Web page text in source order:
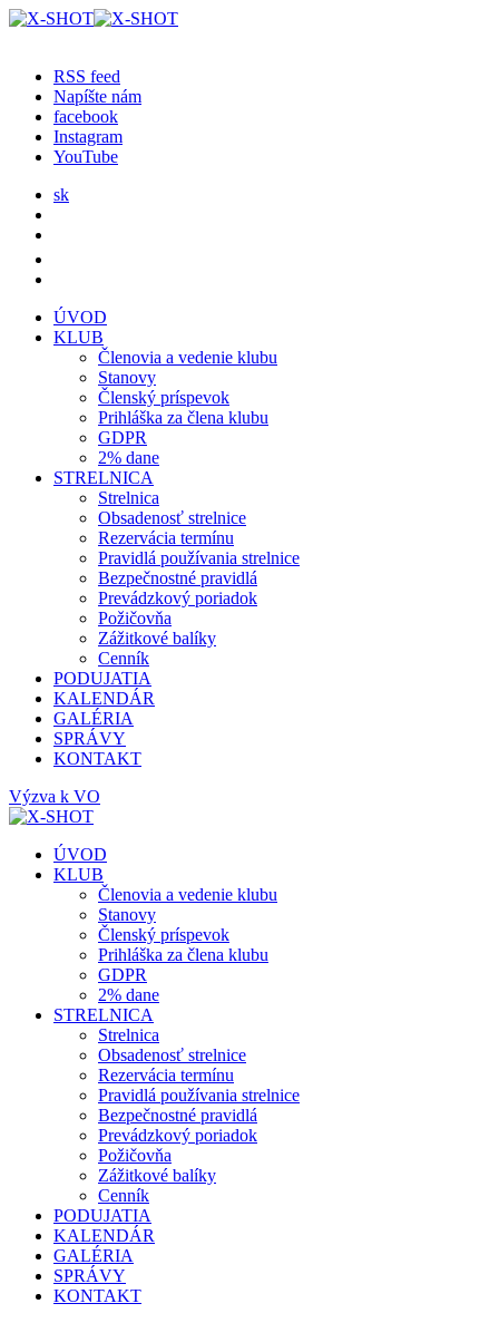
RSS feed
Napíšte nám
facebook
Instagram
YouTube
sk
ÚVOD
KLUB
Členovia a vedenie klubu
Stanovy
Členský príspevok
Prihláška za člena klubu
GDPR
2% dane
STRELNICA
Strelnica
Obsadenosť strelnice
Rezervácia termínu
Pravidlá používania strelnice
Bezpečnostné pravidlá
Prevádzkový poriadok
Požičovňa
Zážitkové balíky
Cenník
PODUJATIA
KALENDÁR
GALÉRIA
SPRÁVY
KONTAKT
Výzva k VO
ÚVOD
KLUB
Členovia a vedenie klubu
Stanovy
Členský príspevok
Prihláška za člena klubu
GDPR
2% dane
STRELNICA
Strelnica
Obsadenosť strelnice
Rezervácia termínu
Pravidlá používania strelnice
Bezpečnostné pravidlá
Prevádzkový poriadok
Požičovňa
Zážitkové balíky
Cenník
PODUJATIA
KALENDÁR
GALÉRIA
SPRÁVY
KONTAKT